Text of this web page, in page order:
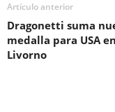
Artículo anterior
Dragonetti suma
medalla para USA en
Livorno